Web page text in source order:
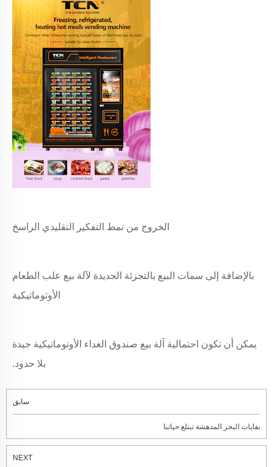
الخروج من نمط التفكير التقليدي الراسخ
بالإضافة إلى سمات البيع بالتجزئة الجديدة لآلة بيع علب الطعام
الأوتوماتيكية
يمكن أن تكون احتمالية آلة بيع صندوق الغداء الأوتوماتيكية جيدة
بلا حدود.
سابق
نفايات البحر المدهشة تبتلع حياتنا
NEXT